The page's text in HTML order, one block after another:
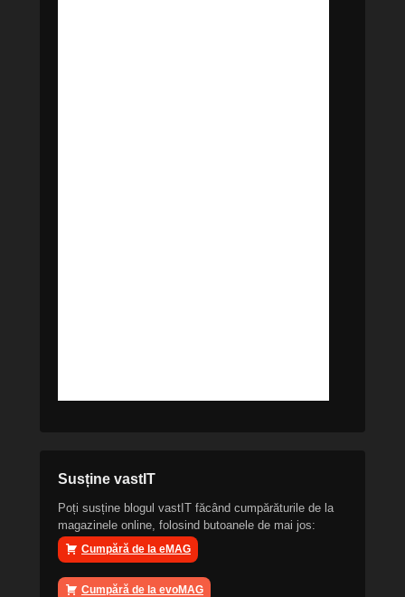
Susține vastIT
Poți susține blogul vastIT făcând cumpărăturile de la
magazinele online, folosind butoanele de mai jos:
Cumpără de la eMAG
Cumpără de la evoMAG